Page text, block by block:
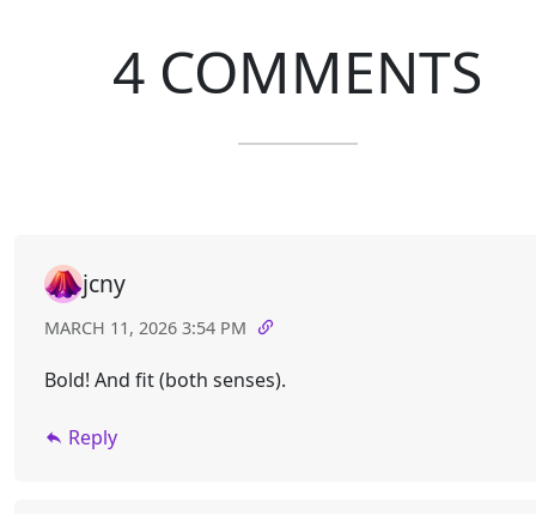
4 COMMENTS
jcny
MARCH 11, 2026 3:54 PM
Bold! And fit (both senses).
Reply